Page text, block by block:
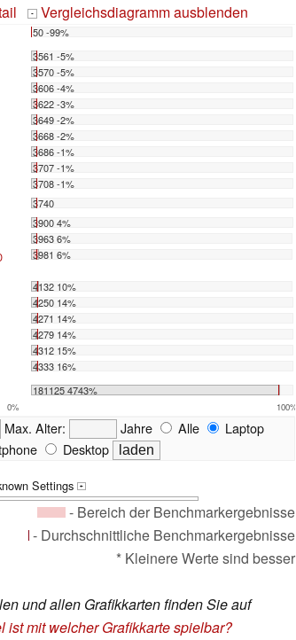
- Vergleichsdiagramm ausblenden
50 -99%
3561 -5%
3570 -5%
3606 -4%
3622 -3%
3649 -2%
3668 -2%
3686 -1%
3707 -1%
3708 -1%
3740
3900 4%
3963 6%
3981 6%
4132 10%
4250 14%
4271 14%
4279 14%
4312 15%
4333 16%
181125 4743%
0% 100%
Max. Alter: Jahre Alle
Laptop
Desktop
Settings +
- Bereich der Benchmarkergebnisse
- Durchschnittliche Benchmarkergebnisse
* Kleinere Werte sind besser
und allen Grafikkarten finden Sie auf
ist mit welcher Grafikkarte spielbar?